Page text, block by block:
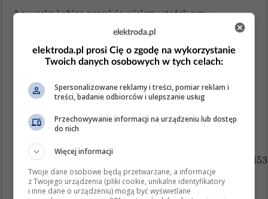
bo wąska kabina premiuje większy stożek przy
zachowaniu małej głębokości (< 45 mm).
• Coraz częściej stosuje się głośniki o niskiej impedancji
Wspierające wyjaśnienia i detale
głębokośćmax≈50
elektroda.pl
elektroda.pl prosi Cię o zgodę na wykorzystanie
Twoich danych osobowych w tych celach:
Spersonalizowane reklamy i treści, pomiar reklam i
treści, badanie odbiorców i ulepszanie usług
Przechowywanie informacji na urządzeniu lub dostęp
do nich
Więcej informacji
Twoje dane osobowe będą przetwarzane, a informacje
z Twojego urządzenia (pliki cookie, unikalne identyfikatory
i inne dane o urządzeniu) mogą być wyświetlane